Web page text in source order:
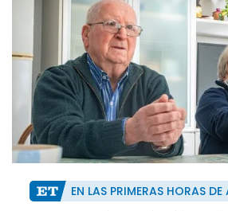
EN LAS PRIMERAS HORAS DE